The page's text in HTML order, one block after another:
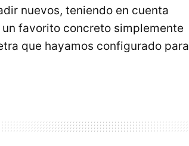
nuevos, teniendo en cuenta
favorito concreto simplemente
que hayamos configurado para